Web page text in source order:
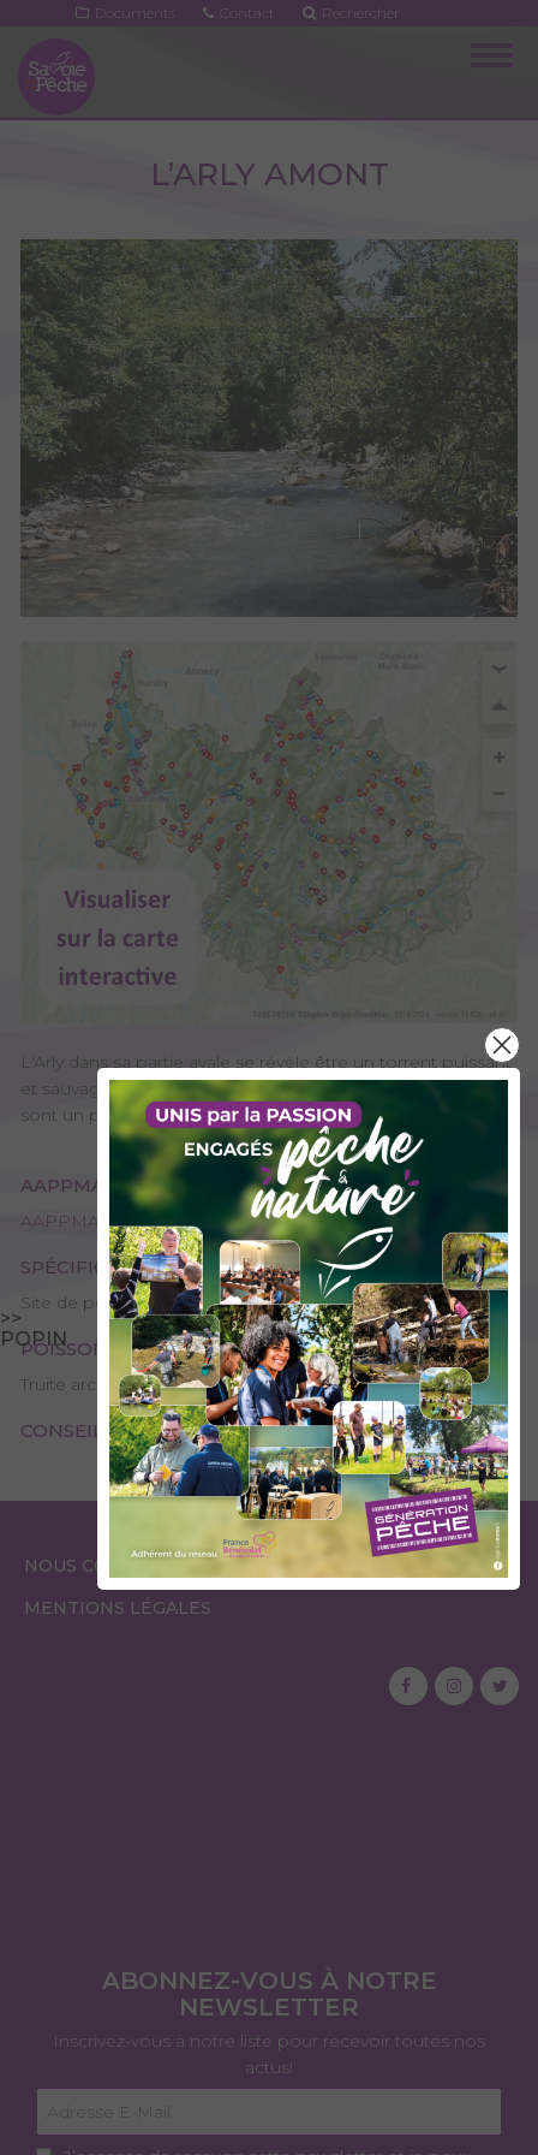
contenu
principal
Documents Contact Rechercher
>>
POPIN
L’ARLY AMONT
L'Arly dans sa partie avale se révèle être un torrent puissant
et sauvage, dont les truites se méritent car certains accès
sont un peu difficiles.
AAPPMA GESTIONNAIRE
AAPPMA de Flumet - Val d'Arly
SPÉCIFICITÉS
Site de pêche - 1ère catégorie
POISSONS PRÉSENTS
Truite arc-en-ciel, Truite fario
CONSEILS DE PÊCHE
NOUS CONTACTER
MENTIONS LÉGALES
ESPACE
GARDES PÊCHE
ESPACE
ÉLUS
ABONNEZ-VOUS À NOTRE
NEWSLETTER
Inscrivez-vous à notre liste pour recevoir toutes nos
actus!